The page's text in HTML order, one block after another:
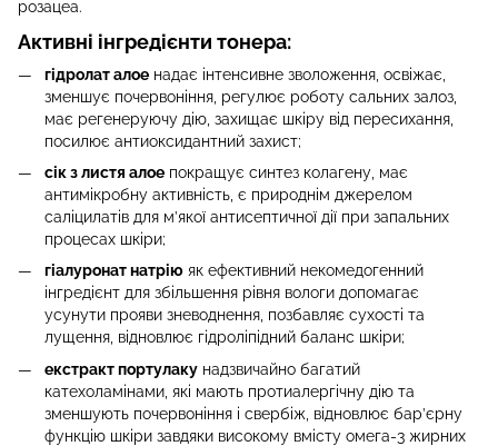
розацеа.
Активні інгредієнти тонера:
гідролат алое надає інтенсивне зволоження, освіжає,
зменшує почервоніння, регулює роботу сальних залоз,
має регенеруючу дію, захищає шкіру від пересихання,
посилює антиоксидантний захист;
сік з листя алое покращує синтез колагену, має
антимікробну активність, є природнім джерелом
саліцилатів для м’якої антисептичної дії при запальних
процесах шкіри;
гіалуронат натрію як ефективний некомедогенний
інгредієнт для збільшення рівня вологи допомагає
усунути прояви зневоднення, позбавляє сухості та
лущення, відновлює гідроліпідний баланс шкіри;
екстракт портулаку надзвичайно багатий
катехоламінами, які мають протиалергічну дію та
зменшують почервоніння і свербіж, відновлює бар’єрну
функцію шкіри завдяки високому вмісту омега-3 жирних